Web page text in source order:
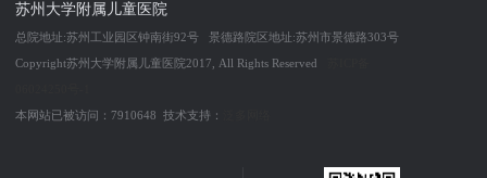
苏州大学附属儿童医院
总院地址:苏州工业园区钟南街92号 景德路院区地址:苏州市景德路303号
Copyright苏州大学附属儿童医院2017, All Rights Reserved
本网站已被访问：7910648 技术支持：